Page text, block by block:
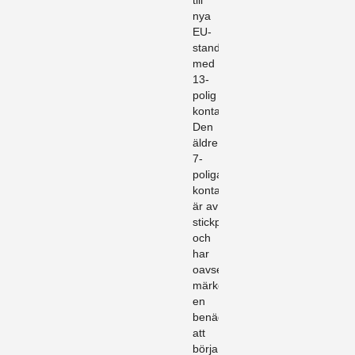
nya
EU-
standarden
med
13-
polig
kontakt.
Den
äldre
7-
poliga
kontakten
är av
stickproppskaraktär
och
har
oavsett
märke
en
benägenhet
att
börja